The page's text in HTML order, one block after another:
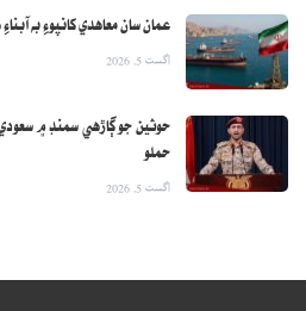
عمان سان معاهدي کانپوءِ به
اگست 5, 2026
حوثين جو ڳاڙهي سمنڊ ۾
حملو
اگست 5, 2026